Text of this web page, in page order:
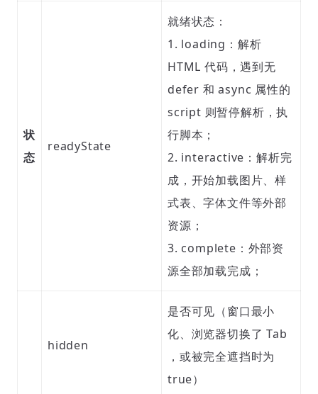
状
态
readyState
就绪状态：
1. loading：解析
HTML 代码，遇到无
defer 和 async 属性的
script 则暂停解析，执
行脚本；
2. interactive：解析完
成，开始加载图片、样
式表、字体文件等外部
资源；
3. complete：外部资
源全部加载完成；
hidden
是否可见（窗口最小
化、浏览器切换了 Tab
，或被完全遮挡时为
true）